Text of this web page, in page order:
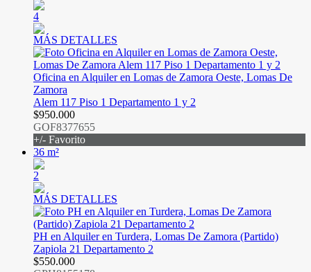
4
MÁS DETALLES
Oficina en Alquiler en Lomas de Zamora Oeste, Lomas De
Zamora
Alem 117 Piso 1 Departamento 1 y 2
$950.000
GOF8377655
+/- Favorito
36 m²
2
MÁS DETALLES
PH en Alquiler en Turdera, Lomas De Zamora (Partido)
Zapiola 21 Departamento 2
$550.000